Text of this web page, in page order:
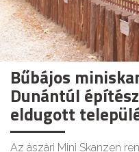
Bűbájos
Dunántúl
eldugott
Az ászári Mini Skanzen